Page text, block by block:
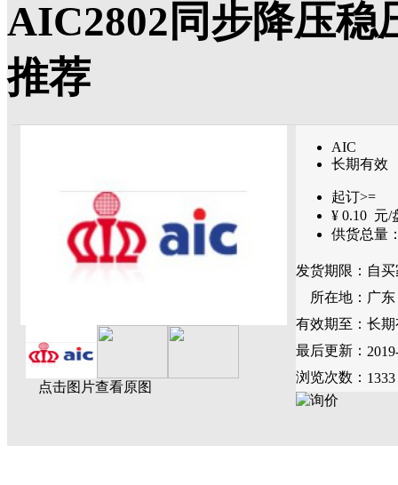
AIC2802同步降压稳
推荐
点击图片查看原图
AIC
长期有效
起订>=
¥ 0.10 元/
供货总量
发货期限： 自
所在地： 广
有效期至： 长
最后更新：
浏览次数： 1333